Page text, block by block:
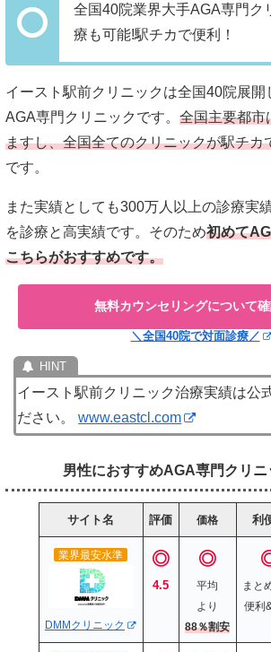
全国40院業界大手AGA専門ク
療も可能!駅チカで便利！
イースト駅前クリニックは全国40院展開
AGA専門クリニックです。 全国主要都市
ますし、全国全てのクリニックが駅チカ
です。
また実績としても300万人以上の診療実
を診療と高実績です。そのため初めて
こちらがおすすめです。
無料カウンセリングについて
＼全国40院で対面診療／
イースト駅前クリニック治療実績は公
ださい。www.eastcl.com
男性におすすめAGA専門クリ
サイト名 評価 価格 利
業界最安水準
DMMクリニック
◎
4.5
◎
平均
より
88％割安
まと
便利